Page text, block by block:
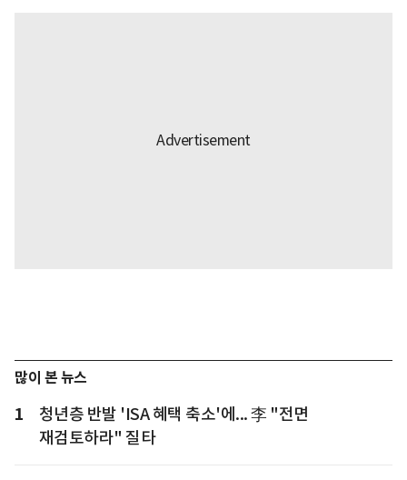
많이 본 뉴스
1
청년층 반발 'ISA 혜택 축소'에... 李 "전면
재검토하라" 질타